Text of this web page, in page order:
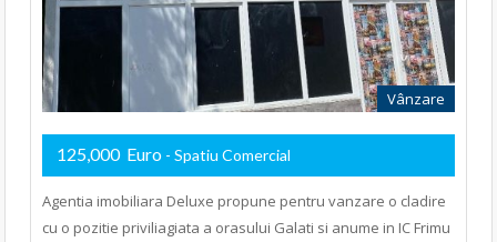
Vânzare
125,000 Euro - Spatiu Comercial
Agentia imobiliara Deluxe propune pentru vanzare o cladire
cu o pozitie priviliagiata a orasului Galati si anume in IC Frimu